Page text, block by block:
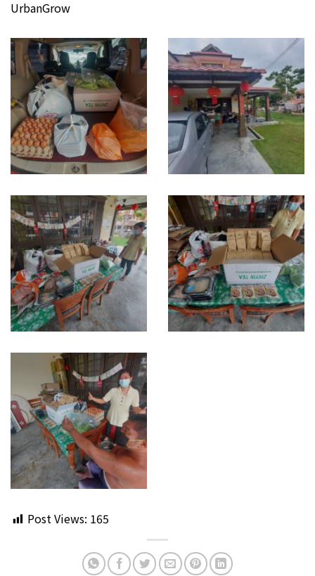
UrbanGrow
Post Views: 165